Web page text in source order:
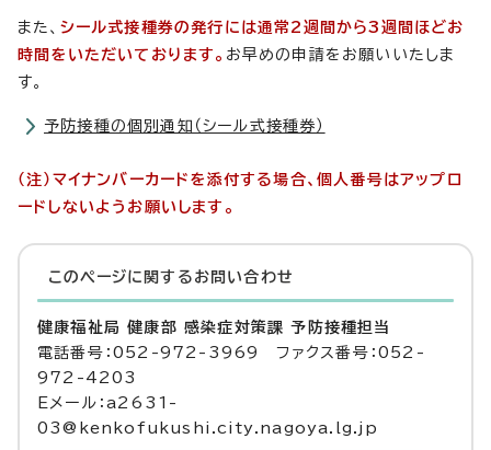
また、 シール式接種券の発行には通常2週間から3週間ほどお
時間をいただいております。 お早めの申請をお願いいたしま
す。
予防接種の個別通知（シール式接種券）
（注）マイナンバーカードを添付する場合、個人番号はアップロ
ードしないようお願いします。
このページに関する お問い合わせ
健康福祉局 健康部 感染症対策課 予防接種担当
電話番号：052-972-3969 ファクス番号：052-
972-4203
Eメール：a2631-
03@kenkofukushi.city.nagoya.lg.jp